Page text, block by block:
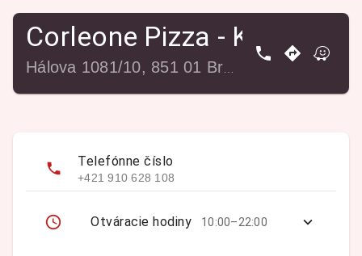
Corleone Pizza - Kamenica
Telefónne číslo
+421 910 628 108
Otváracie hodiny 10:00–22:00